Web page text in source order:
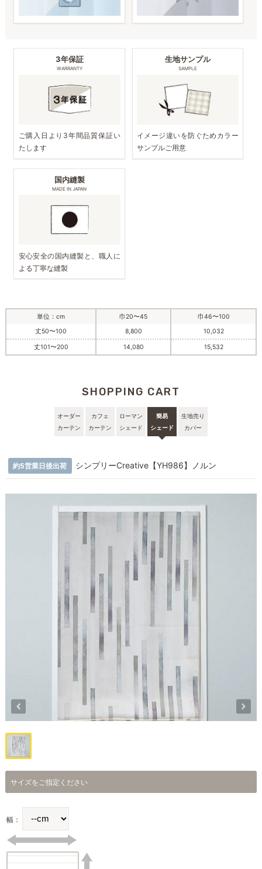
3年保証
WARRANTY
ご購入日より3年間品質保証い
たします
生地サンプル
SAMPLE
イメージ違いを防ぐためカラー
サンプルご用意
国内縫製
MADE IN JAPAN
安心安全の国内縫製と、職人に
よる丁寧な縫製
単位：cm 巾20〜45
巾46〜100
丈50〜100
8,800 10,032
丈101〜200 14,080 15,532
SHOPPING CART
オーダー
カーテン
カフェ
カーテン
ローマン
シェード
簡易
シェード
生地売り
カバー
約5営業日後出荷 シンプリーCreative【YH986】ノルン
サイズをご指定ください
幅：